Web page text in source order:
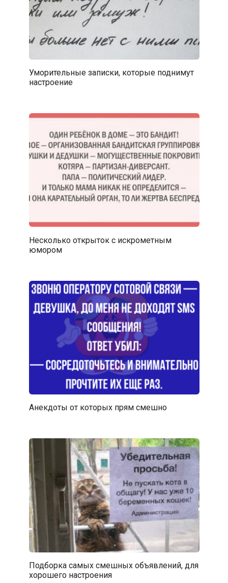
Уморительные записки, которые поднимут
настроение
Несколько открыток с искрометным
юмором
Анекдоты от которых прям смешно
Подборка самых смешных объявлений, для
хорошего настроения